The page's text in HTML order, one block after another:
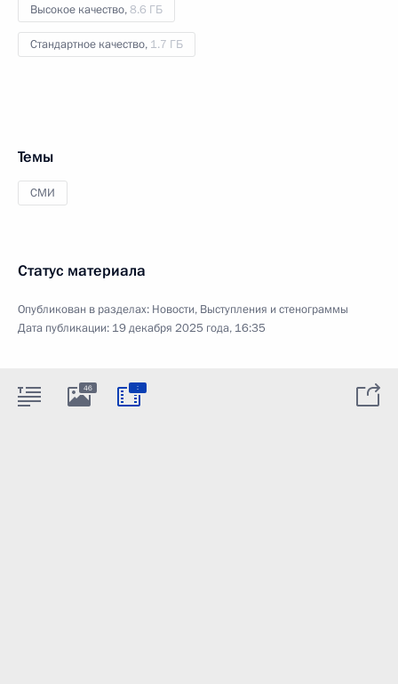
Высокое качество,8.6 ГБ
Стандартное качество, 1.7 ГБ
Темы
СМИ
Статус материала
Опубликован в разделах: Новости, Выступления и стенограммы
Дата публикации: 19 декабря 2025 года, 16:35
46 :